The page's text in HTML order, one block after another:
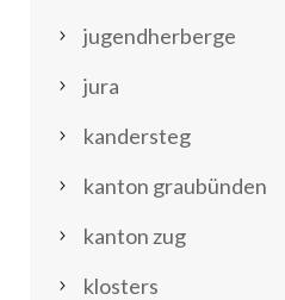
jugendherberge
jura
kandersteg
kanton graubünden
kanton zug
klosters